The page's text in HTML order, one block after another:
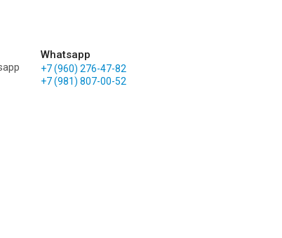
Whatsapp
+7 (960) 276-47-82
+7 (981) 807-00-52